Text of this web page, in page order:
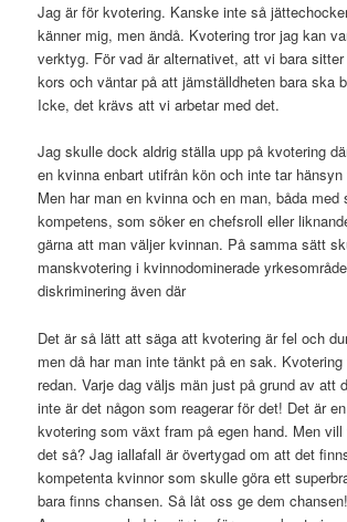
Jag är för kvotering. Kanske inte så
känner mig, men ändå. Kvotering tror jag kan
verktyg. För vad är alternativet, att vi bara
kors och väntar på att jämställdheten bara ska
Icke, det krävs att vi arbetar med det.
Jag skulle dock aldrig ställa upp på kvotering
en kvinna enbart utifrån kön och inte tar
Men har man en kvinna och en man, båda med
kompetens, som söker en chefsroll eller
gärna att man väljer kvinnan. På samma sätt
manskvotering i kvinnodominerade
diskriminering även där
Det är så lätt att säga att kvotering är fel och
men då har man inte tänkt på en sak.
redan. Varje dag väljs män just på grund av att
inte är det någon som reagerar för det! Det är en
kvotering som växt fram på egen hand. Men
det så? Jag iallafall är övertygad om att det
kompetenta kvinnor som skulle göra ett
bara finns chansen. Så låt oss ge dem chansen!